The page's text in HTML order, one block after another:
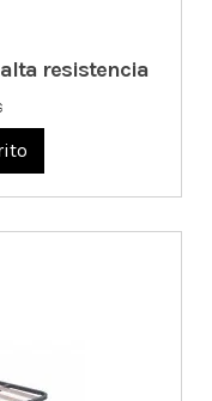
resistencia